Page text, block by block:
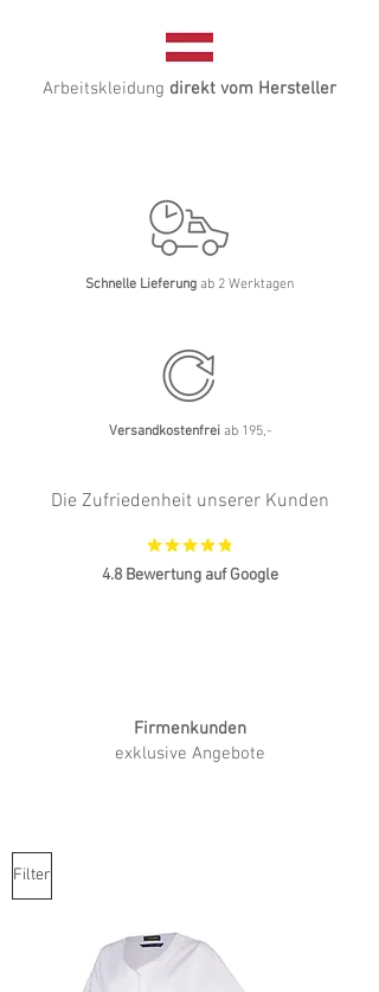
Arbeitskleidung direkt vom Hersteller
Schnelle Lieferung ab 2 Werktagen
Versandkostenfrei ab 195,-
Die Zufriedenheit unserer Kunden
4.8 Bewertung auf Google
Firmenkunden
exklusive Angebote
Filter